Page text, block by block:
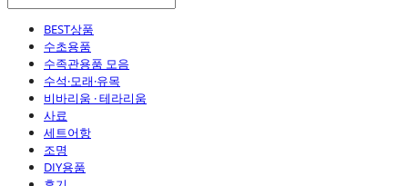
BEST상품
수초용품
수족관용품 모음
수석·모래·유목
비바리움 · 테라리움
사료
세트어항
조명
DIY용품